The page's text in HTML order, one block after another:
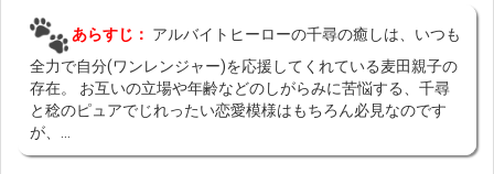
あらすじ： アルバイトヒーローの千尋の癒しは、いつも
全力で自分(ワンレンジャー)を応援してくれている麦田親子の
存在。 お互いの立場や年齢などのしがらみに苦悩する、千尋
と稔のピュアでじれったい恋愛模様はもちろん必見なのです
が、...